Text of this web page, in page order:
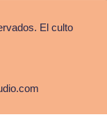
El culto